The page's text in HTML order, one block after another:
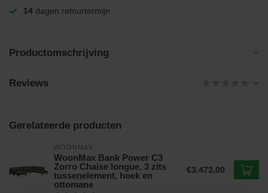
14 dagen retourtermijn
Productomschrijving
Reviews
Gerelateerde producten
WOONMAX
WoonMax Bank Power C3
Zorro Chaise longue, 3 zits
tussenelement, hoek en
ottomane
€3.473,00